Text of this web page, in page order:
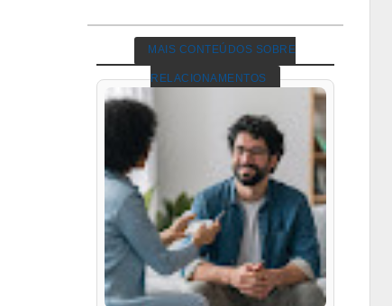
MAIS CONTEÚDOS SOBRE
RELACIONAMENTOS